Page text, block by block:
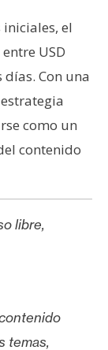
el
USD
Con una
como un
contenido
libre,
temas,